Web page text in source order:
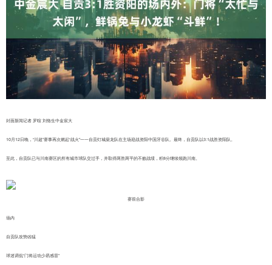
封面新闻记者 罗暄 刘恪生中金宸大
10月12日晚，“川超”赛事再次燃起“战火”一一自贡灯城燊龙队在主场迎战资阳中国牙谷队。最终，自贡队以3:1战胜资阳队。
至此，自贡队已与川南赛区的所有城市球队交过手，并取得两胜两平的不败战绩，积8分继续领跑川南。
赛前合影
场内
自贡队攻势凶猛
球迷调侃“门将运动少易感冒”